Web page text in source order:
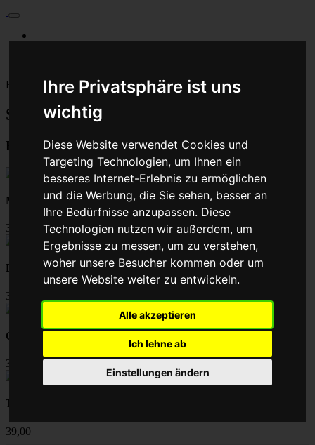
Ihre Privatsphäre ist uns
wichtig
Diese Website verwendet Cookies und
Targeting Technologien, um Ihnen ein
besseres Internet-Erlebnis zu ermöglichen
und die Werbung, die Sie sehen, besser an
Ihre Bedürfnisse anzupassen. Diese
Technologien nutzen wir außerdem, um
Ergebnisse zu messen, um zu verstehen,
woher unsere Besucher kommen oder um
unsere Website weiter zu entwickeln.
Alle akzeptieren
Ich lehne ab
Einstellungen ändern
Fahrzeugmarken
Steuergerät reparieren - Baumaschine
Beliebte ECU-Reparaturen:
Motorsteuergerät Reparatur
39,00
Drosselklappen Reparatur
39,00
Chip Tuning Leistungssteigerung
39,00
Turbolader Reparatur
39,00